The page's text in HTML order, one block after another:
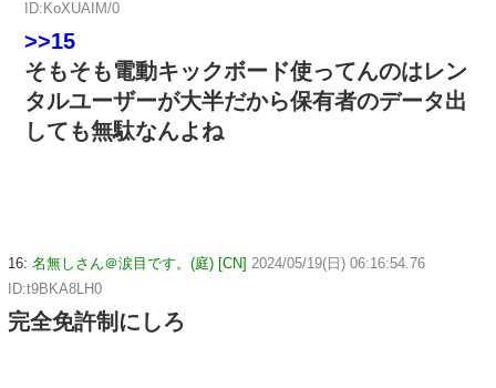
ID:KoXUAIM/0
>>15
そもそも電動キックボード使ってんのはレン
タルユーザーが大半だから保有者のデータ出
しても無駄なんよね
16: 名無しさん＠涙目です。(庭) [CN] 2024/05/19(日) 06:16:54.76
ID:t9BKA8LH0
完全免許制にしろ